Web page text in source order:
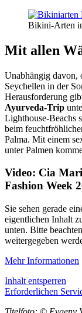
Bikini-Arten
Mit allen
Unabhängig davon,
Seychellen in der
Herausforderung
Ayurveda-Trip
Lighthouse-Beachs
beim
Palma. Mit einem
unter Palmen
Video: Cia
Fashion Week
Sie sehen gerade
eigentlichen Inhalt
unten. Bitte
weitergegeben
Mehr Informationen
Inhalt entsperren
Erforderlichen